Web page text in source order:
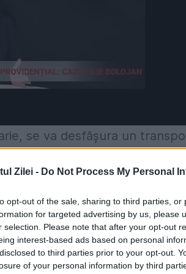
Zilei - Do Not Process My Personal
opt-out of the sale, sharing to third parties,
for targeted advertising by us, please
selection. Please note that after your opt-out
interest-based ads based on personal
to third parties prior to your opt-out.
of your personal information by third
se va desfășura un
de deplasare urmând a fi
OUG 195/2002 privind
a vehiculelor cu depășiri
stabilite de poliția rutieră,